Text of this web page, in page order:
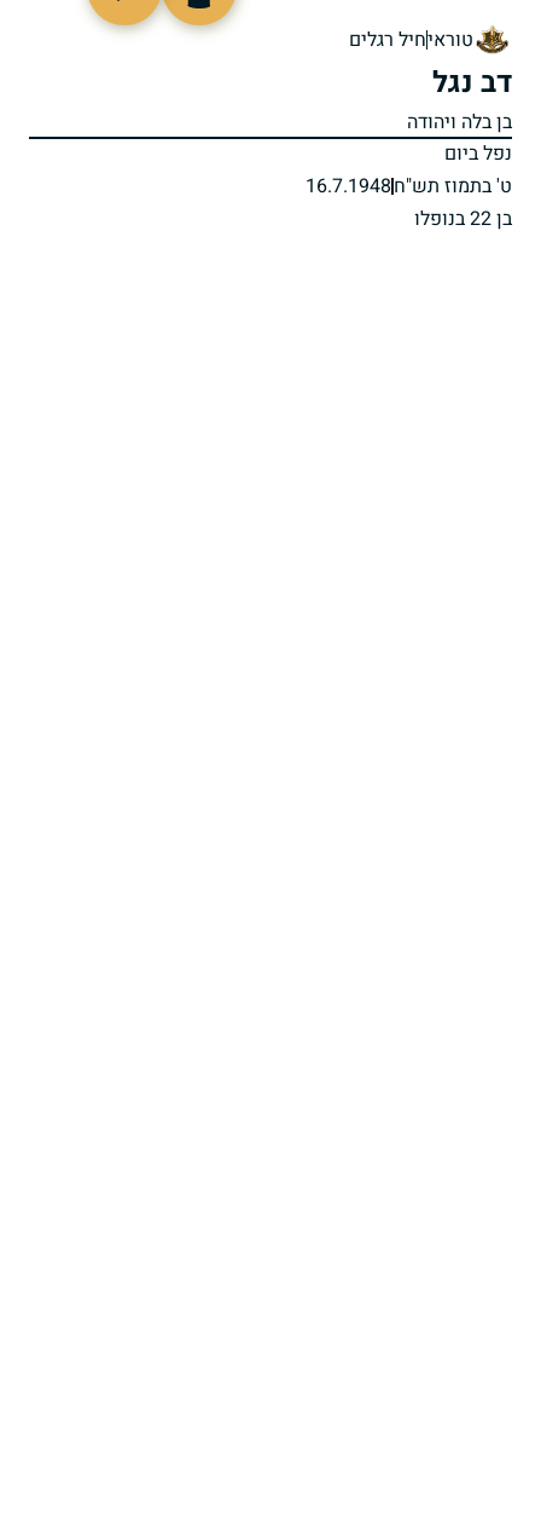
טוראיחיל רגלים
דב נגל
בן בלה ויהודה
נפל ביום
ט' בתמוז תש"ח16.7.1948
בן 22 בנופלו